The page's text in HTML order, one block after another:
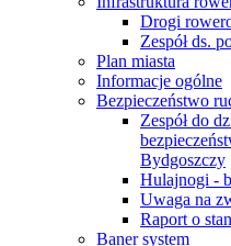
Drogi
Zespół ds.
Plan miasta
Informacje ogólne
Bezpieczeństwo
Zespół do
Bydgoszczy
Hulajnogi -
Uwaga na
Raport o
Baner system